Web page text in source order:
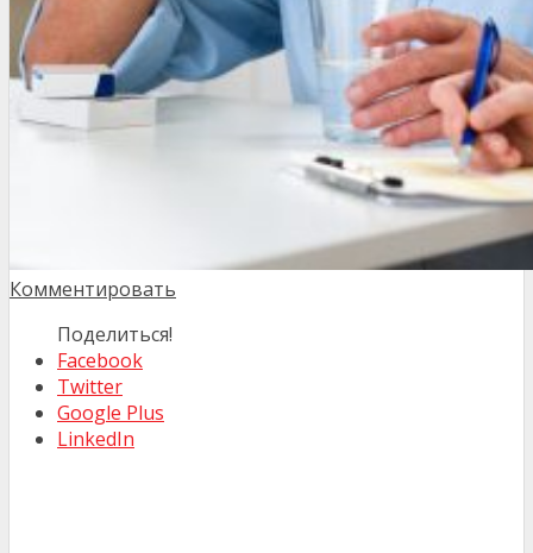
Комментировать
Поделиться!
Facebook
Twitter
Google Plus
LinkedIn